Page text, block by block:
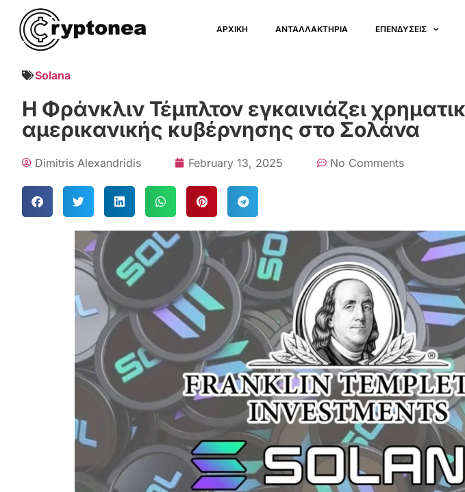
ΑΡΧΙΚΗ ΑΝΤΑΛΛΑΚΤΗΡΙΑ ΕΠΕΝΔΥΣΕΙΣ
Solana
Η Φράνκλιν Τέμπλτον εγκαινιάζει
αμερικανικής κυβέρνησης στο Σολάνα
Dimitris Alexandridis February 13, 2025 No Comments